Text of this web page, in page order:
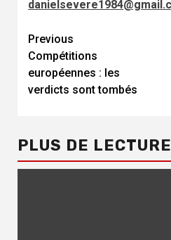
Continue
Reading
Previous
Compétitions
européennes : les
verdicts sont tombés
PLUS DE